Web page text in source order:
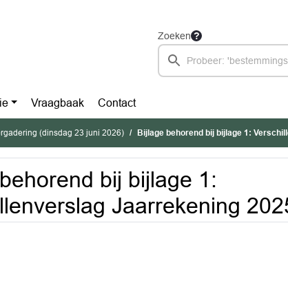
Zoeken
Vraagbaak Contact
(dinsdag 23 juni 2026) Bijlage behorend bij bijlage 1:
bij bijlage 1:
Jaarrekening